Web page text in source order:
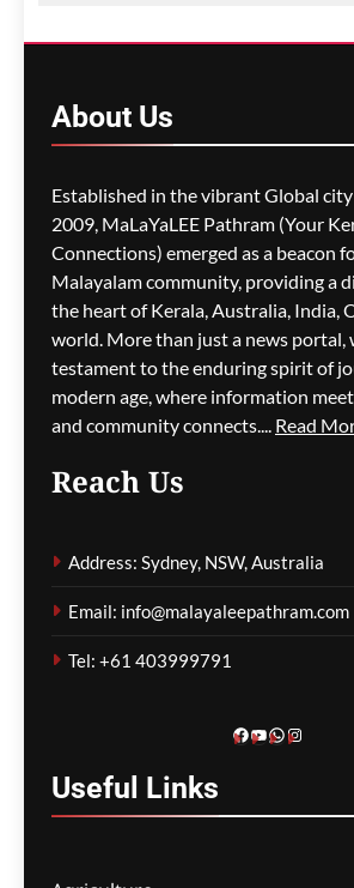
ഗീത ദാസ്‌ 9
ജീവനക്കാരുടെ
സിഡ്നി
നൂറിലധികം
വൈകി
വയോധികർ
സംഭവം;
ബേസിൽസ്
ഇൻക്വസ്റ്റിൽ
About Us
Established in the vibrant Global
2009, MaLaYaLEE Pathram (Your
Connections) emerged as a beacon
Malayalam community, providing a
the heart of Kerala, Australia, India,
world. More than just a news portal,
testament to the enduring spirit of
modern age, where information
and community connects.... Read
Reach Us
Address: Sydney, NSW, Australia
Email: info@malayaleepathram.com
Tel: +61 403999791
Facebook
YouTube
WhatsApp
Instagram
Useful Links